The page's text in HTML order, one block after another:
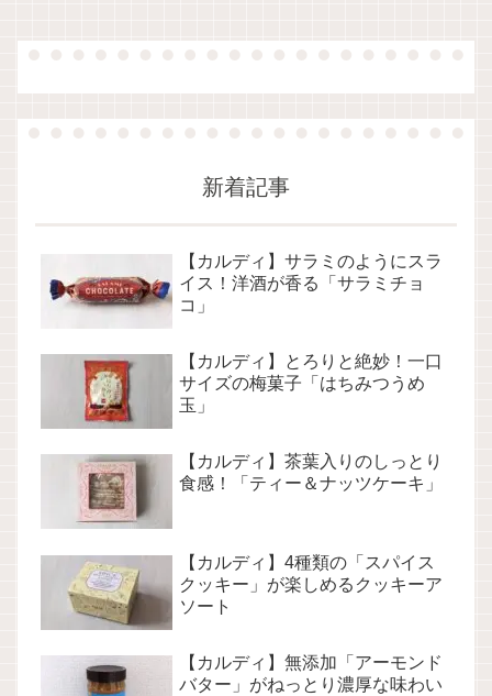
新着記事
【カルディ】サラミのようにスラ
イス！洋酒が香る「サラミチョ
コ」
【カルディ】とろりと絶妙！一口
サイズの梅菓子「はちみつうめ
玉」
【カルディ】茶葉入りのしっとり
食感！「ティー＆ナッツケーキ」
【カルディ】4種類の「スパイス
クッキー」が楽しめるクッキーア
ソート
【カルディ】無添加「アーモンド
バター」がねっとり濃厚な味わい